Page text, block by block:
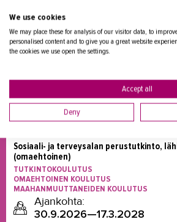
Koulutussuunnittelija Pirjo Tuuri-
7906 399
Koulutuspäällikkö Mari Kuivamäki,
Sosiaali- ja terveysalan perustutkinto,
(omaehtoinen)
TUTKINTOKOULUTUS
OMAEHTOINEN KOULUTUS
MAAHANMUUTTANEIDEN KOULUTUS
Ajankohta:
30.9.2026—17.3.2028
We use cookies
We may place these for analysis of our visitor data, to
personalised content and to give you a great website
the cookies we use open the settings.
Accept all
Deny